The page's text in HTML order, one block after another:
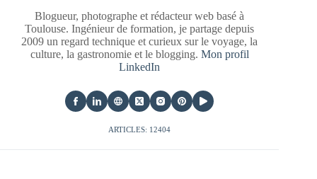
Blogueur, photographe et rédacteur web basé à
Toulouse. Ingénieur de formation, je partage depuis
2009 un regard technique et curieux sur le voyage, la
culture, la gastronomie et le blogging. Mon profil
LinkedIn
ARTICLES: 12404